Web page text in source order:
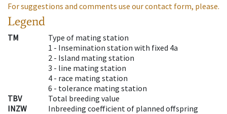
For suggestions and comments use our contact form, please.
Legend
TM
Type of mating station
1 - Insemination station with fixed 4a
2 - Island mating station
3 - line mating station
4 - race mating station
6 - tolerance mating station
TBV
Total breeding value
INZW
Inbreeding coefficient of planned offspring